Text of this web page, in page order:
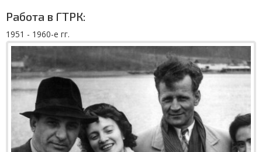
Работа в ГТРК:
1951 - 1960-е гг.